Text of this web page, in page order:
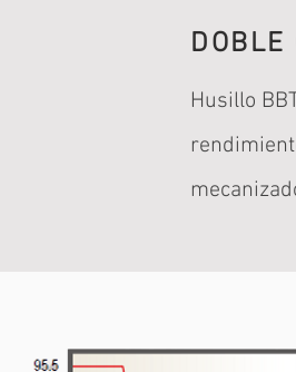
DOBLE
Husillo